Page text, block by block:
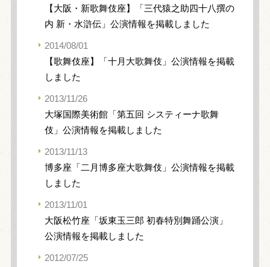
【大阪・新歌舞伎座】「三代猿之助四十八撰の
内 新・水滸伝」公演情報を掲載しました
2014/08/01
【歌舞伎座】「十月大歌舞伎」公演情報を掲載
しました
2013/11/26
大塚国際美術館「第五回 システィーナ歌舞
伎」公演情報を掲載しました
2013/11/13
博多座「二月博多座大歌舞伎」公演情報を掲載
しました
2013/11/01
大阪松竹座「坂東玉三郎 初春特別舞踊公演」
公演情報を掲載しました
2012/07/25